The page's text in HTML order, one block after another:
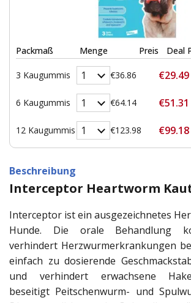
Packmaß Menge Preis Deal
3 Kaugummis €36.86 €29.49
6 Kaugummis €64.14 €51.31
12 Kaugummis €123.98 €99.18
Beschreibung
Interceptor Heartworm
Interceptor ist ein ausgezeichnetes
Hunde. Die orale Behandlung
verhindert Herzwurmerkrankungen
einfach zu dosierende
und verhindert erwachsene
beseitigt Peitschenwurm- und